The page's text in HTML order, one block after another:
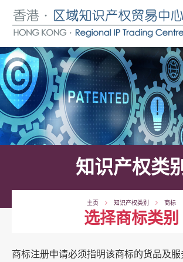
容
开
始
知识产权类别
主页 知识产权类别 商标
选择商标类别
商标注册申请必须指明该商标的货品及服